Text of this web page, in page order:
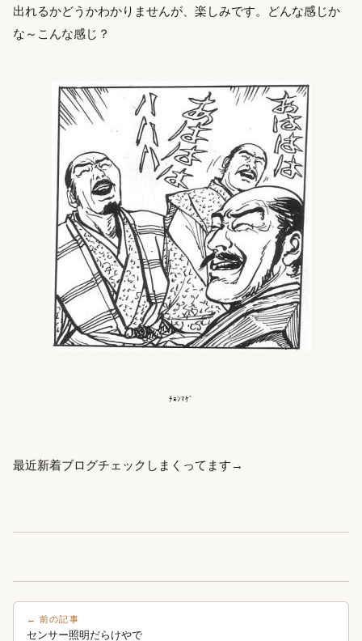
出れるかどうかわかりませんが、楽しみです。どんな感じか
な～こんな感じ？
ﾁｮﾝﾏｹﾞ
最近新着ブログチェックしまくってます→
← 前の記事
センサー照明だらけやで